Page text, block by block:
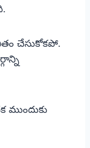
చేసుకోకపో.
ముందుకు